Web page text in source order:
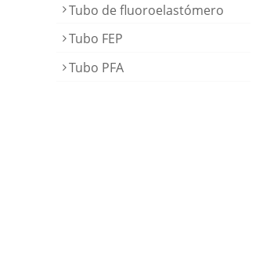
Tubo de fluoroelastómero
Tubo FEP
Tubo PFA